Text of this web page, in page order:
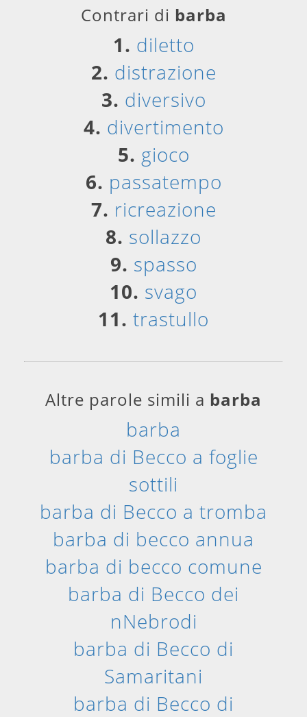
Contrari di barba
1. diletto
2. distrazione
3. diversivo
4. divertimento
5. gioco
6. passatempo
7. ricreazione
8. sollazzo
9. spasso
10. svago
11. trastullo
Altre parole simili a barba
barba
barba di Becco a foglie
sottili
barba di Becco a tromba
barba di becco annua
barba di becco comune
barba di Becco dei
nNebrodi
barba di Becco di
Samaritani
barba di Becco di